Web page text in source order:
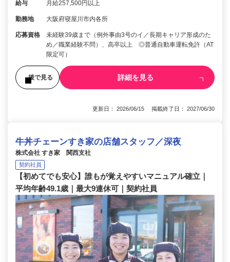
給与 月給257,500円以上
勤務地 大阪府寝屋川市内各所
応募資格
未経験39歳まで（例外事由3号のイ／長期キャリア形成のた
め／職業経験不問）、高卒以上 ◎普通自動車運転免許（AT
限定可）
後で見る 詳細を見る
更新日： 2026/06/15 掲載終了日： 2027/06/30
牛丼チェーンすき家の店舗スタッフ／深夜
株式会社 すき家 関西支社
契約社員
【初めてでも安心】誰もが覚えやすいマニュアル確立｜
平均年齢49.1歳｜最大9連休可｜契約社員